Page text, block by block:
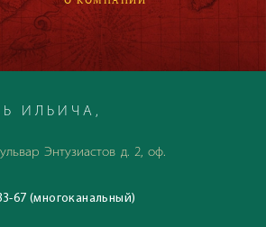
ИЛЬИЧА,
Энтузиастов д. 2, оф.
67 (многоканальный)